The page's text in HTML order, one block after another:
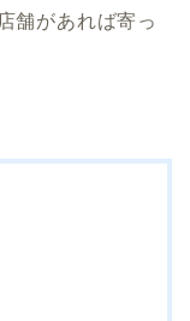
舗があれば寄っ